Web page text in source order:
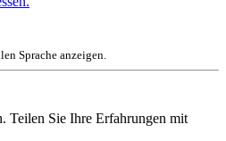
Sprache anzeigen.
Teilen Sie Ihre Erfahrungen mit